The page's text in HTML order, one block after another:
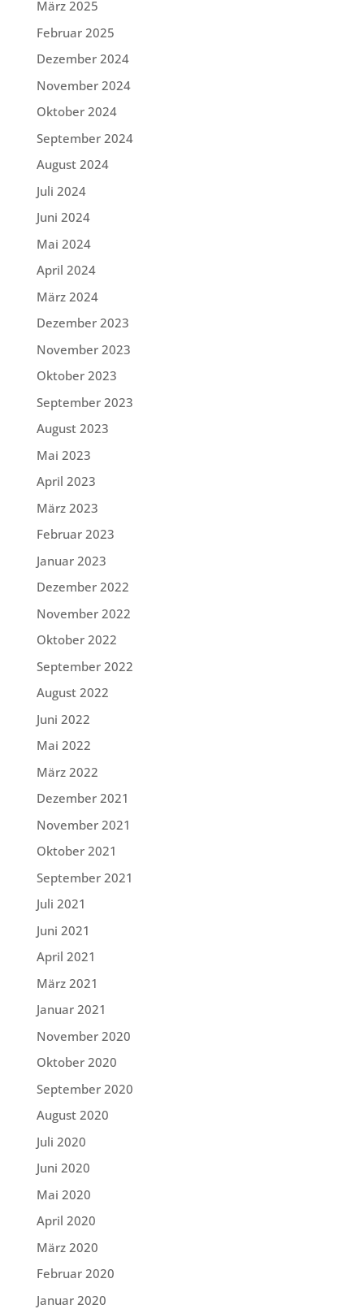
März 2025
Februar 2025
Dezember 2024
November 2024
Oktober 2024
September 2024
August 2024
Juli 2024
Juni 2024
Mai 2024
April 2024
März 2024
Dezember 2023
November 2023
Oktober 2023
September 2023
August 2023
Mai 2023
April 2023
März 2023
Februar 2023
Januar 2023
Dezember 2022
November 2022
Oktober 2022
September 2022
August 2022
Juni 2022
Mai 2022
März 2022
Dezember 2021
November 2021
Oktober 2021
September 2021
Juli 2021
Juni 2021
April 2021
März 2021
Januar 2021
November 2020
Oktober 2020
September 2020
August 2020
Juli 2020
Juni 2020
Mai 2020
April 2020
März 2020
Februar 2020
Januar 2020